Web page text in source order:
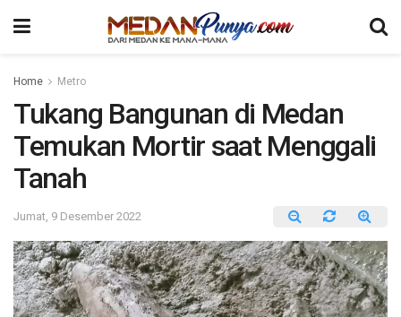
Home Metro
Tukang Bangunan di Medan
Temukan Mortir saat Menggali
Tanah
Jumat, 9 Desember 2022